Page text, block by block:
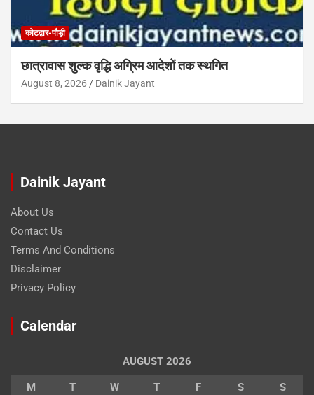
कोटद्वार-पौड़ी
छात्रावास शुल्क वृद्धि अग्रिम आदेशों तक स्थगित
August 8, 2026 Dainik Jayant
Dainik Jayant
About Us
Contact Us
Terms And Conditions
Disclaimer
Privacy Policy
Calendar
AUGUST 2026
M T W T F S S